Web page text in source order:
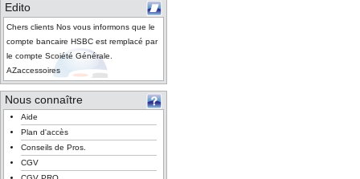
Edito
Chers clients Nos vous informons que le
compte bancaire HSBC est remplacé par
le compte Scoiété Générale.
AZaccessoires
Nous connaître
Aide
Plan d'accès
Conseils de Pros.
CGV